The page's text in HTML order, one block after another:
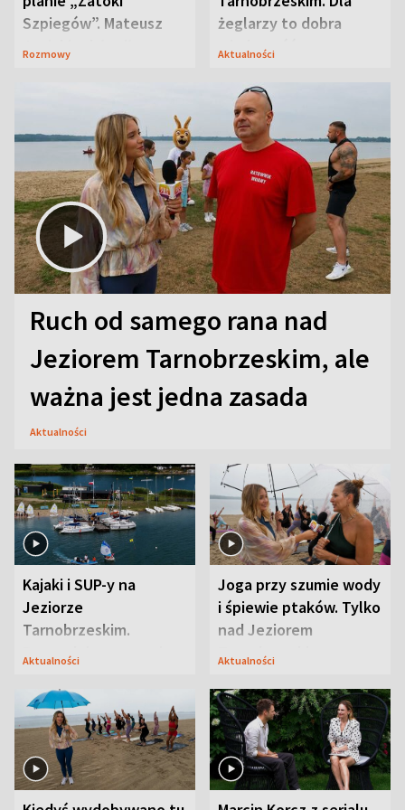
Szpiegów”. Mateusz
Janicki odsłonił
Rozmowy
żeglarzy to dobra
wiadomość
Aktualności
Ruch od samego rana nad
Jeziorem Tarnobrzeskim, ale
ważna jest jedna zasada
Aktualności
Kajaki i SUP-y na
Jeziorze
Tarnobrzeskim.
Przyrodnicy zwracają
Aktualności
Joga przy szumie wody
i śpiewie ptaków. Tylko
nad Jeziorem
Tarnobrzeskim
Aktualności